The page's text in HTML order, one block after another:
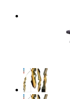
Swiss
Dimensions:
Single Shot